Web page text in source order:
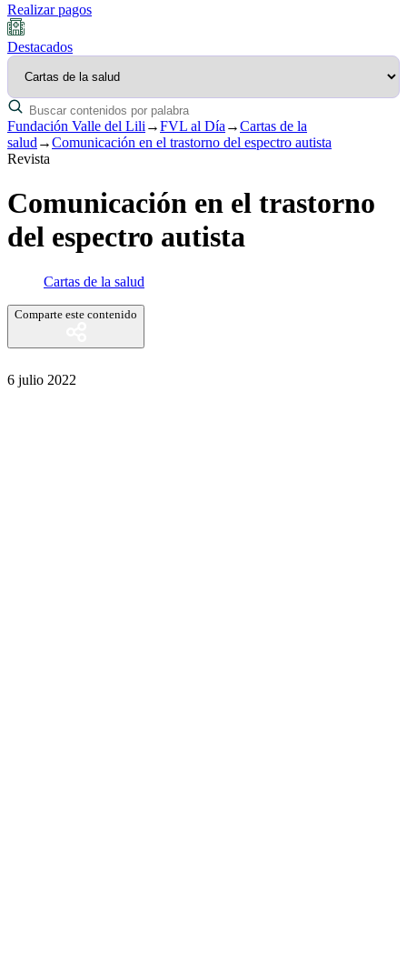
Realizar pagos
Destacados
Fundación Valle del Lili →FVL al Día →Cartas de la
salud →Comunicación en el trastorno del espectro autista
Revista
Comunicación en el trastorno
del espectro autista
Cartas de la salud
Comparte este contenido
6 julio 2022